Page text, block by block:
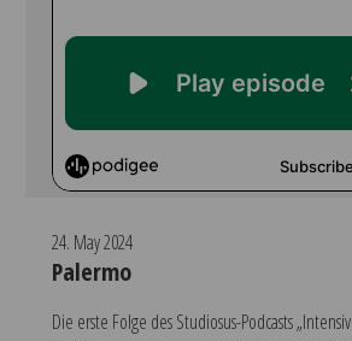
24. May 2024
Palermo
Die erste Folge des Studiosus-Podcasts